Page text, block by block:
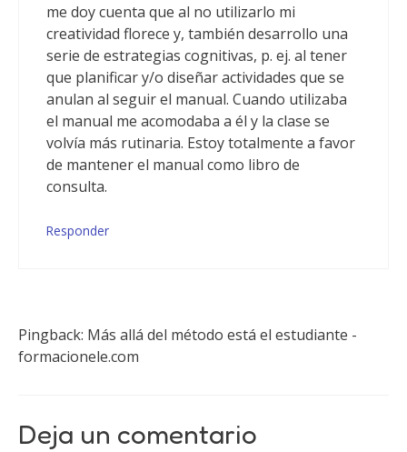
me doy cuenta que al no utilizarlo mi
creatividad florece y, también desarrollo una
serie de estrategias cognitivas, p. ej. al tener
que planificar y/o diseñar actividades que se
anulan al seguir el manual. Cuando utilizaba
el manual me acomodaba a él y la clase se
volvía más rutinaria. Estoy totalmente a favor
de mantener el manual como libro de
consulta.
Responder
Pingback: Más allá del método está el estudiante -
formacionele.com
Deja un comentario